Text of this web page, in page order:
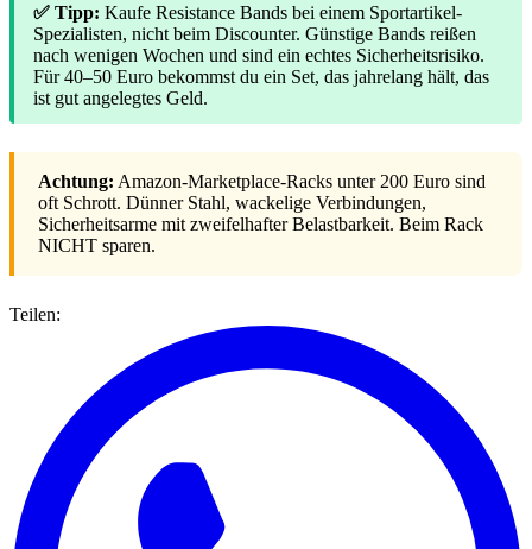
✅ Tipp: Kaufe Resistance Bands bei einem Sportartikel-
Spezialisten, nicht beim Discounter. Günstige Bands reißen
nach wenigen Wochen und sind ein echtes Sicherheitsrisiko.
Für 40–50 Euro bekommst du ein Set, das jahrelang hält, das
ist gut angelegtes Geld.
Achtung: Amazon-Marketplace-Racks unter 200 Euro sind
oft Schrott. Dünner Stahl, wackelige Verbindungen,
Sicherheitsarme mit zweifelhafter Belastbarkeit. Beim Rack
NICHT sparen.
Teilen: